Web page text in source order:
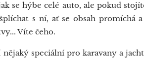
se hýbe celé auto, ale pokud
s ní, ať se obsah promíchá a
Víte čeho.
speciální pro karavany a